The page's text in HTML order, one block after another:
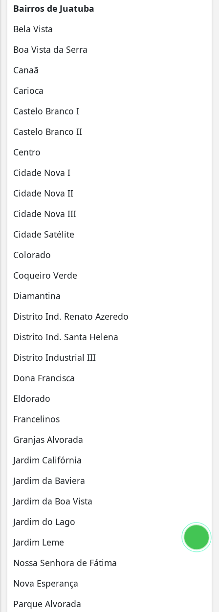
Bairros de Juatuba
Bela Vista
Boa Vista da Serra
Canaã
Carioca
Castelo Branco I
Castelo Branco II
Centro
Cidade Nova I
Cidade Nova II
Cidade Nova III
Cidade Satélite
Colorado
Coqueiro Verde
Diamantina
Distrito Ind. Renato Azeredo
Distrito Ind. Santa Helena
Distrito Industrial III
Dona Francisca
Eldorado
Francelinos
Granjas Alvorada
Jardim Califórnia
Jardim da Baviera
Jardim da Boa Vista
Jardim do Lago
Jardim Leme
Nossa Senhora de Fátima
Nova Esperança
Parque Alvorada